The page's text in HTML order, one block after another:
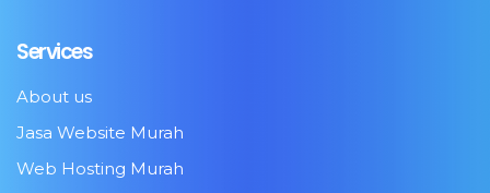
Services
About us
Jasa Website Murah
Web Hosting Murah